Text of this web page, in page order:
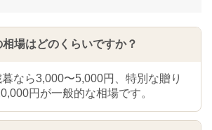
場はどのくらいですか？
なら3,000〜5,000円、特別な贈り
円が一般的な相場です。